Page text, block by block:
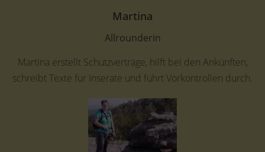
Martina
Allrounderin
Martina erstellt Schutzverträge, hilft bei den Ankünften,
schreibt Texte für Inserate und führt Vorkontrollen durch.